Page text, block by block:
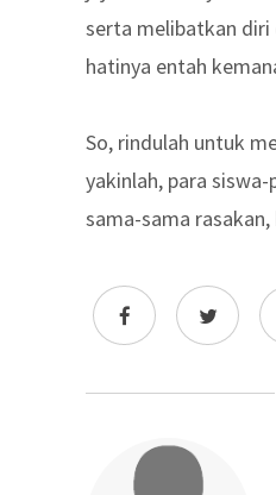
serta melibatkan diri
hatinya entah
So, rindulah untuk
yakinlah, para
sama-sama